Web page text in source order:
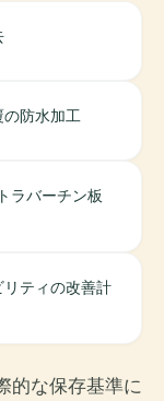
防水加工
ラバーチン板
ティの改善計
的な保存基準に